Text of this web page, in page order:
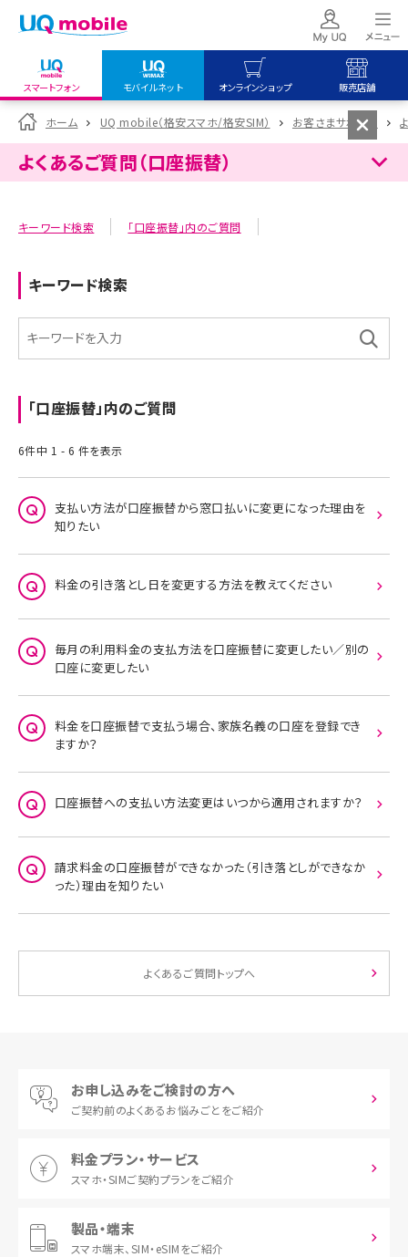
スマートフォン モバイルネット オンラインショップ 販売店舗
my UQ WiMAX
UQ WiMAX ご契約の方
My UQ mobile
UQ mobile
UQ mobile
オンラインショップ
UQ WiMAX
UQ mobile
販売店舗
UQ WiMAX
ホーム UQ mobile（格安スマホ/格安SIM） お客さまサポート
よくあるご質問（口座振替）
キーワード検索 「口座振替」内のご質問
キーワード検索
「口座振替」内のご質問
6件中 1 - 6 件を表示
支払い方法が口座振替から窓口払いに変更になった理由を
知りたい
料金の引き落とし日を変更する方法を教えてください
毎月の利用料金の支払方法を口座振替に変更したい／別の
口座に変更したい
料金を口座振替で支払う場合、家族名義の口座を登録でき
ますか？
口座振替への支払い方法変更はいつから適用されますか？
請求料金の口座振替ができなかった（引き落としができなか
った）理由を知りたい
よくあるご質問トップへ
お申し込みをご検討の方へ
ご契約前のよくあるお悩みごとをご紹介
料金プラン・サービス
スマホ・SIMご契約プランをご紹介
製品・端末
スマホ端末、 SIM・eSIMをご紹介